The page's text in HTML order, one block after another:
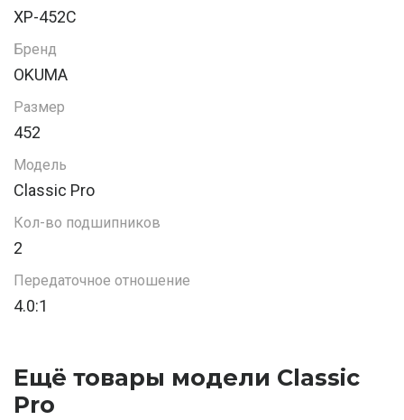
XP-452C
Бренд
OKUMA
Размер
452
Модель
Classic Pro
Кол-во подшипников
2
Передаточное отношение
4.0:1
Ещё товары модели Classic
Pro